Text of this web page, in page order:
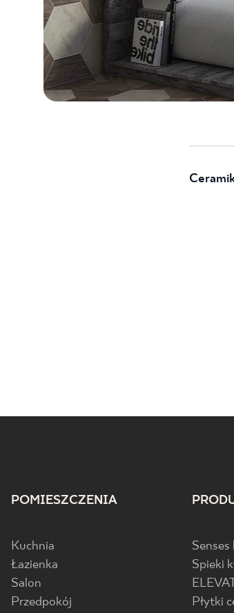
POMIESZCZENIA
Kuchnia
Łazienka
Salon
Przedpokój
Senses
Spieki
Płytki